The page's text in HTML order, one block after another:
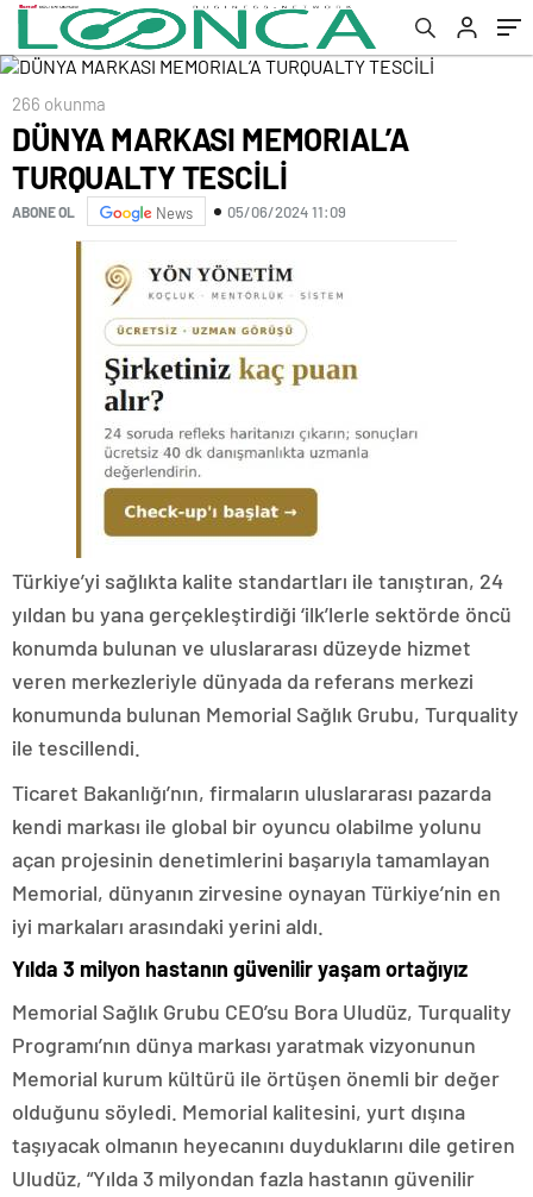
266 okunma
DÜNYA MARKASI MEMORIAL’A
TURQUALTY TESCİLİ
ABONE OL News 05/06/2024 11:09
Türkiye’yi sağlıkta kalite standartları ile tanıştıran, 24
yıldan bu yana gerçekleştirdiği ‘ilk’lerle sektörde öncü
konumda bulunan ve uluslararası düzeyde hizmet
veren merkezleriyle dünyada da referans merkezi
konumunda bulunan Memorial Sağlık Grubu, Turquality
ile tescillendi.
Ticaret Bakanlığı’nın, firmaların uluslararası pazarda
kendi markası ile global bir oyuncu olabilme yolunu
açan projesinin denetimlerini başarıyla tamamlayan
Memorial, dünyanın zirvesine oynayan Türkiye’nin en
iyi markaları arasındaki yerini aldı.
Yılda 3 milyon hastanın güvenilir yaşam ortağıyız
Memorial Sağlık Grubu CEO’su Bora Uludüz, Turquality
Programı’nın dünya markası yaratmak vizyonunun
Memorial kurum kültürü ile örtüşen önemli bir değer
olduğunu söyledi. Memorial kalitesini, yurt dışına
taşıyacak olmanın heyecanını duyduklarını dile getiren
Uludüz, “Yılda 3 milyondan fazla hastanın güvenilir